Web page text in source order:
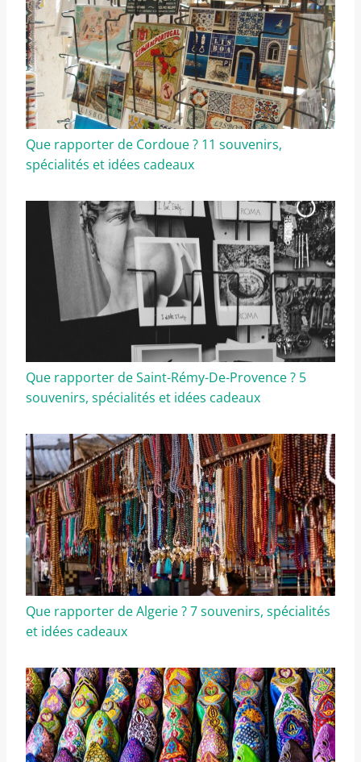
Que rapporter de Cordoue ? 11 souvenirs,
spécialités et idées cadeaux
Que rapporter de Saint-Rémy-De-Provence ? 5
souvenirs, spécialités et idées cadeaux
Que rapporter de Algerie ? 7 souvenirs, spécialités
et idées cadeaux